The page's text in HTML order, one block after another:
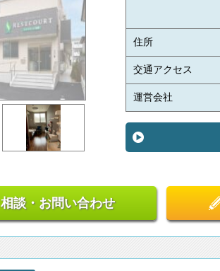
住所
交通アクセス
運営会社
相談・お問い合わせ